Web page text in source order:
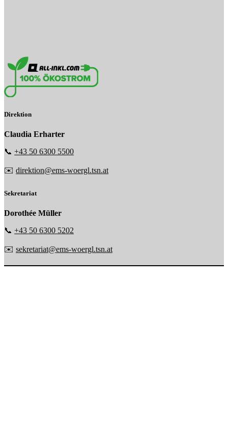
Direktion
Claudia Erharter
📞 +43 50 6300 5500
✉️ direktion@ems-woergl.tsn.at
Sekretariat
Dorothée Müller
📞 +43 50 6300 5202
✉️ sekretariat@ems-woergl.tsn.at